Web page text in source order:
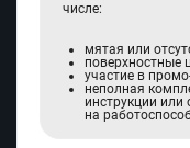
числе:
мятая или
поверхностные
участие в
неполная
инструкции или
на